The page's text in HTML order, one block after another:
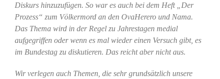
Diskurs hinzuzufügen. So war es auch bei dem Heft „Der
Prozess“ zum Völkermord an den OvaHerero und Nama.
Das Thema wird in der Regel zu Jahrestagen medial
aufgegriffen oder wenn es mal wieder einen Versuch gibt, es
im Bundestag zu diskutieren. Das reicht aber nicht aus.
Wir verlegen auch Themen, die sehr grundsätzlich unsere